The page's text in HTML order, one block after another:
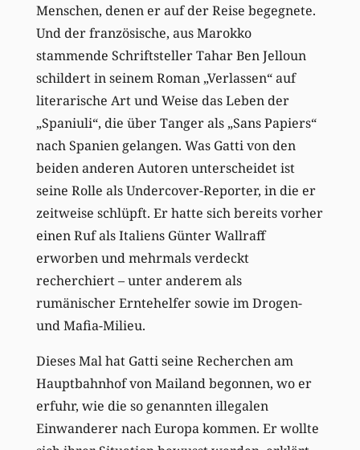
Menschen, denen er auf der Reise begegnete.
Und der französische, aus Marokko
stammende Schriftsteller Tahar Ben Jelloun
schildert in seinem Roman „Verlassen“ auf
literarische Art und Weise das Leben der
„Spaniuli“, die über Tanger als „Sans Papiers“
nach Spanien gelangen. Was Gatti von den
beiden anderen Autoren unterscheidet ist
seine Rolle als Undercover-Reporter, in die er
zeitweise schlüpft. Er hatte sich bereits vorher
einen Ruf als Italiens Günter Wallraff
erworben und mehrmals verdeckt
recherchiert – unter anderem als
rumänischer Erntehelfer sowie im Drogen-
und Mafia-Milieu.
Dieses Mal hat Gatti seine Recherchen am
Hauptbahnhof von Mailand begonnen, wo er
erfuhr, wie die so genannten illegalen
Einwanderer nach Europa kommen. Er wollte